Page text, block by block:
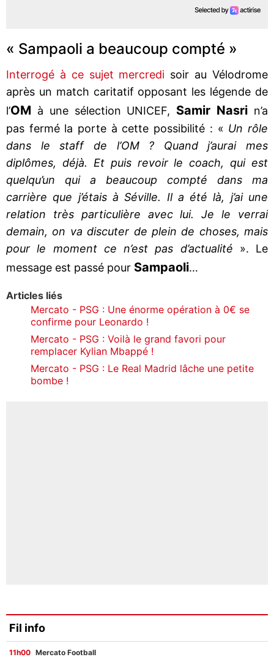
« Sampaoli a beaucoup compté »
Interrogé à ce sujet mercredi soir au Vélodrome
après un match caritatif opposant les légende de
l’OM à une sélection UNICEF, Samir Nasri n’a
pas fermé la porte à cette possibilité : « Un rôle
dans le staff de l’OM ? Quand j’aurai mes
diplômes, déjà. Et puis revoir le coach, qui est
quelqu’un qui a beaucoup compté dans ma
carrière que j’étais à Séville. Il a été là, j’ai une
relation très particulière avec lui. Je le verrai
demain, on va discuter de plein de choses, mais
pour le moment ce n’est pas d’actualité ». Le
message est passé pour Sampaoli…
Articles liés
Mercato - PSG : Une énorme opération à 0€ se
confirme pour Leonardo !
Mercato - PSG : Voilà le grand favori pour
remplacer Kylian Mbappé !
Mercato - PSG : Le Real Madrid lâche une petite
bombe !
Fil info
11h00 Mercato Football